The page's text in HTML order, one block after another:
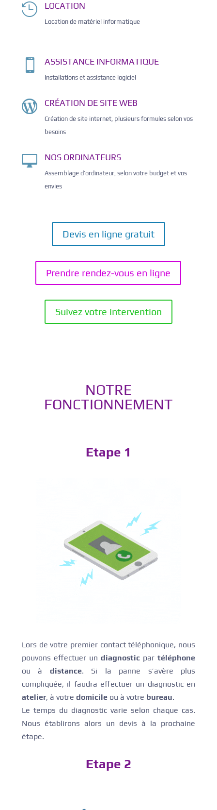
 LOCATION
Location de matériel informatique
 ASSISTANCE INFORMATIQUE
Installations et assistance logiciel
 CRÉATION DE SITE WEB
Création de site internet, plusieurs formules selon vos
besoins
 NOS ORDINATEURS
Assemblage d’ordinateur, selon votre budget et vos
envies
Devis en ligne gratuit
Prendre rendez-vous en ligne
Suivez votre intervention
NOTRE
FONCTIONNEMENT
Etape 1
Lors de votre premier contact téléphonique, nous
pouvons effectuer undiagnostic partéléphone
ou à distance. Si la panne s’avère plus
compliquée, il faudra effectuer un diagnostic en
atelier, à votre domicileou à votre bureau.
Le temps du diagnostic varie selon chaque cas.
Nous établirons alors un devis à la prochaine
étape.
Etape 2